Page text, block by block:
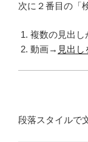
次に２番目の「
複数の見出し
動画→ 見出
段落スタイルで